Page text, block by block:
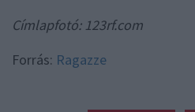
Címlapfotó: 123rf.com
Forrás: Ragazze